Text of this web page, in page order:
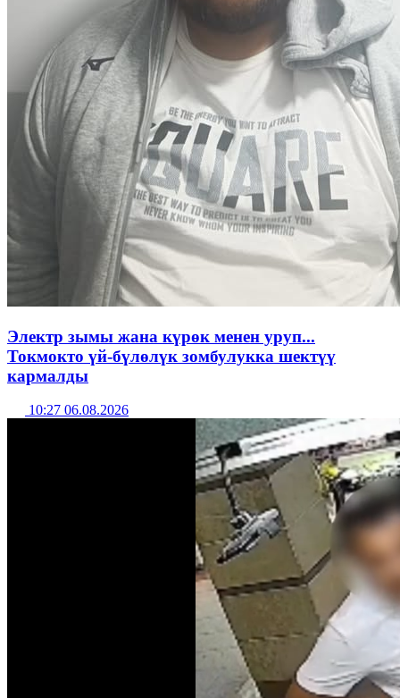
Электр зымы жана күрөк менен уруп...
Токмокто үй-бүлөлүк зомбулукка шектүү
кармалды
10:27 06.08.2026